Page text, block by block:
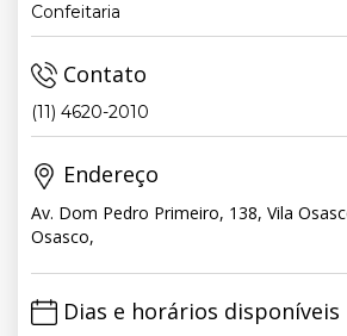
Confeitaria
Contato
(11) 4620-2010
Endereço
Av. Dom Pedro Primeiro, 138, Vila
Osasco,
Dias e horários disponíveis